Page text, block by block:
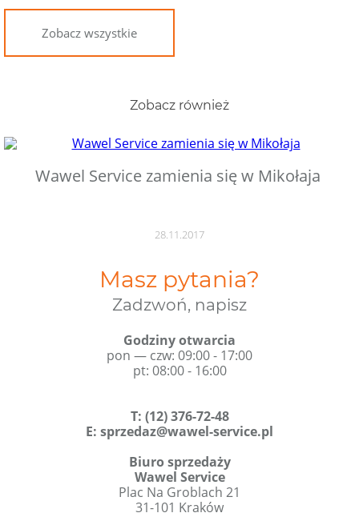
Zobacz wszystkie
Zobacz również
Wawel Service zamienia się w Mikołaja
28.11.2017
Masz pytania?
Zadzwoń, napisz
Godziny otwarcia
pon — czw: 09:00 - 17:00
pt: 08:00 - 16:00
T: (12) 376-72-48
E: sprzedaz@wawel-service.pl
Biuro sprzedaży
Wawel Service
Plac Na Groblach 21
31-101 Kraków